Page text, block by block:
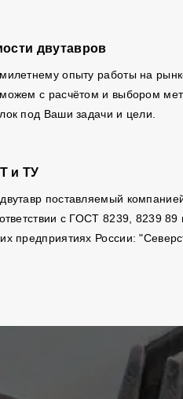
двутавров
опыту работы на
с расчётом и выбором
под Ваши задачи и цели.
и ТУ
поставляемый
с ГОСТ 8239, 8239
предприятиях России: